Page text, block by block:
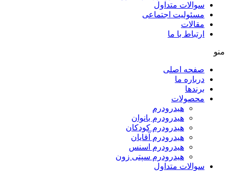
سوالات متداول
مسئولیت اجتماعی
مقالات
ارتباط با ما
منو
صفحه اصلی
درباره ما
برندها
محصولات
هیدرودرم
هیدرودرم بانوان
هیدرودرم کودکان
هیدرودرم آقایان
هیدرودرم اسنس
هیدرودرم سپتی زون
سوالات متداول